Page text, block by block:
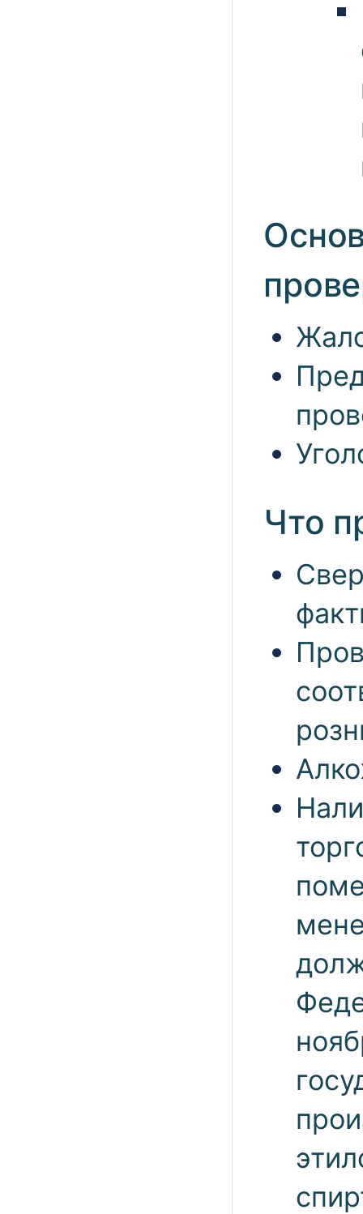
Что